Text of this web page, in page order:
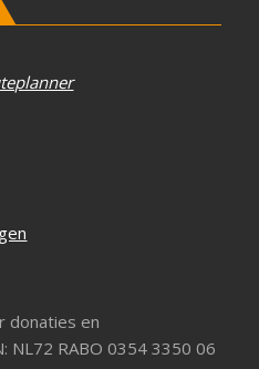
donaties en
NL72 RABO 0354 3350 06